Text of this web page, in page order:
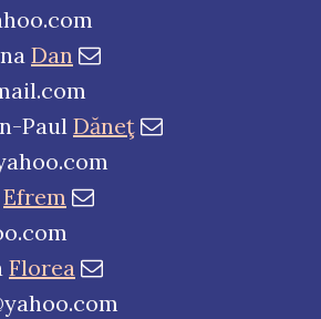
Dan
Paul Dăneţ
Efrem
Florea